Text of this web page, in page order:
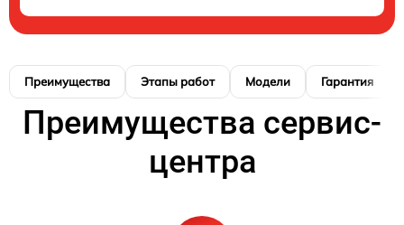
Преимущества Этапы работ Модели Гарантия
Преимущества сервис-
центра